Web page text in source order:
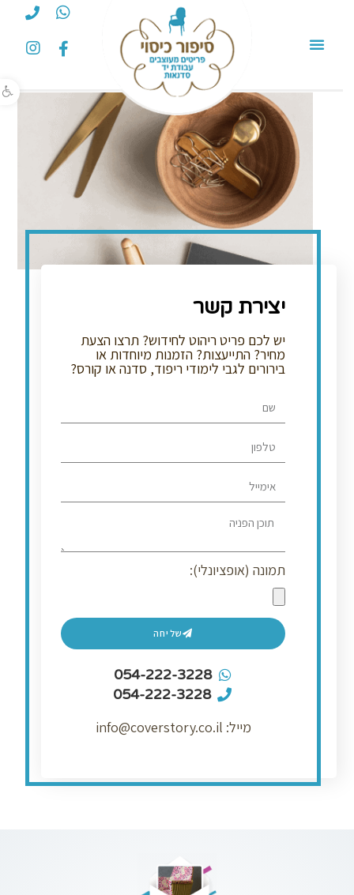
יצירת קשר
יש לכם פריט ריהוט לחידוש? תרצו הצעת
מחיר? התייעצות? הזמנות מיוחדות או
בירורים לגבי לימודי ריפוד, סדנה או קורס?
תמונה (אופציונלי):
שליחה
054-222-3228
054-222-3228
מייל: info@coverstory.co.il